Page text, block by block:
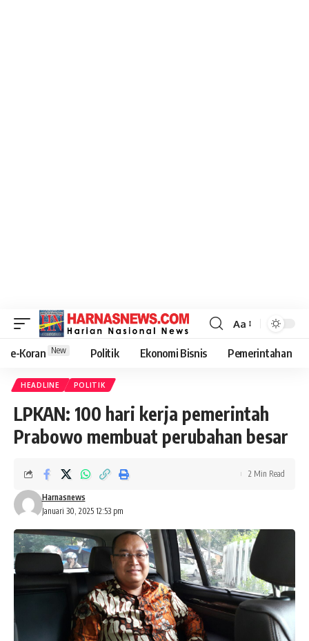
Aa
e-Koran New Politik Ekonomi Bisnis Pemerintahan
HEADLINE POLITIK
LPKAN: 100 hari kerja pemerintah
Prabowo membuat perubahan besar
Januari 30, 2025 12:53 pm
Harnasnews
2 Min Read